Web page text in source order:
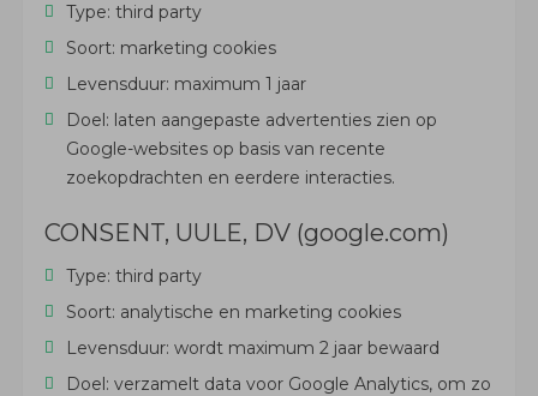
Type: third party
Soort: marketing cookies
Levensduur: maximum 1 jaar
Doel: laten aangepaste advertenties zien op
Google-websites op basis van recente
zoekopdrachten en eerdere interacties.
CONSENT, UULE, DV (google.com)
Type: third party
Soort: analytische en marketing cookies
Levensduur: wordt maximum 2 jaar bewaard
Doel: verzamelt data voor Google Analytics, om zo